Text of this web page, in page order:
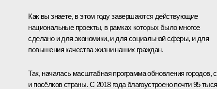
Как вы знаете, в этом году завершаются действующие
национальные проекты, в рамках которых было многое
сделано и для экономики, и для социальной сферы, и для
повышения качества жизни наших граждан.
Так, началась масштабная программа обновления городов,
и посёлков страны. С 2018 года благоустроено почти 95